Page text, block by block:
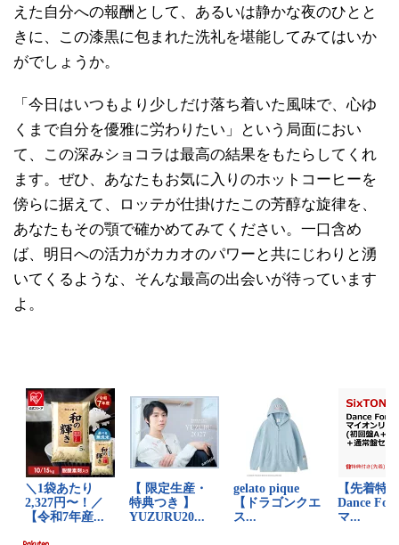
えた自分への報酬として、あるいは静かな夜のひとと
きに、この漆黒に包まれた洗礼を堪能してみてはいか
がでしょうか。
「今日はいつもより少しだけ落ち着いた風味で、心ゆ
くまで自分を優雅に労わりたい」という局面におい
て、この深みショコラは最高の結果をもたらしてくれ
ます。ぜひ、あなたもお気に入りのホットコーヒーを
傍らに据えて、ロッテが仕掛けたこの芳醇な旋律を、
あなたもその顎で確かめてみてください。一口含め
ば、明日への活力がカカオのパワーと共にじわりと湧
いてくるような、そんな最高の出会いが待っています
よ。